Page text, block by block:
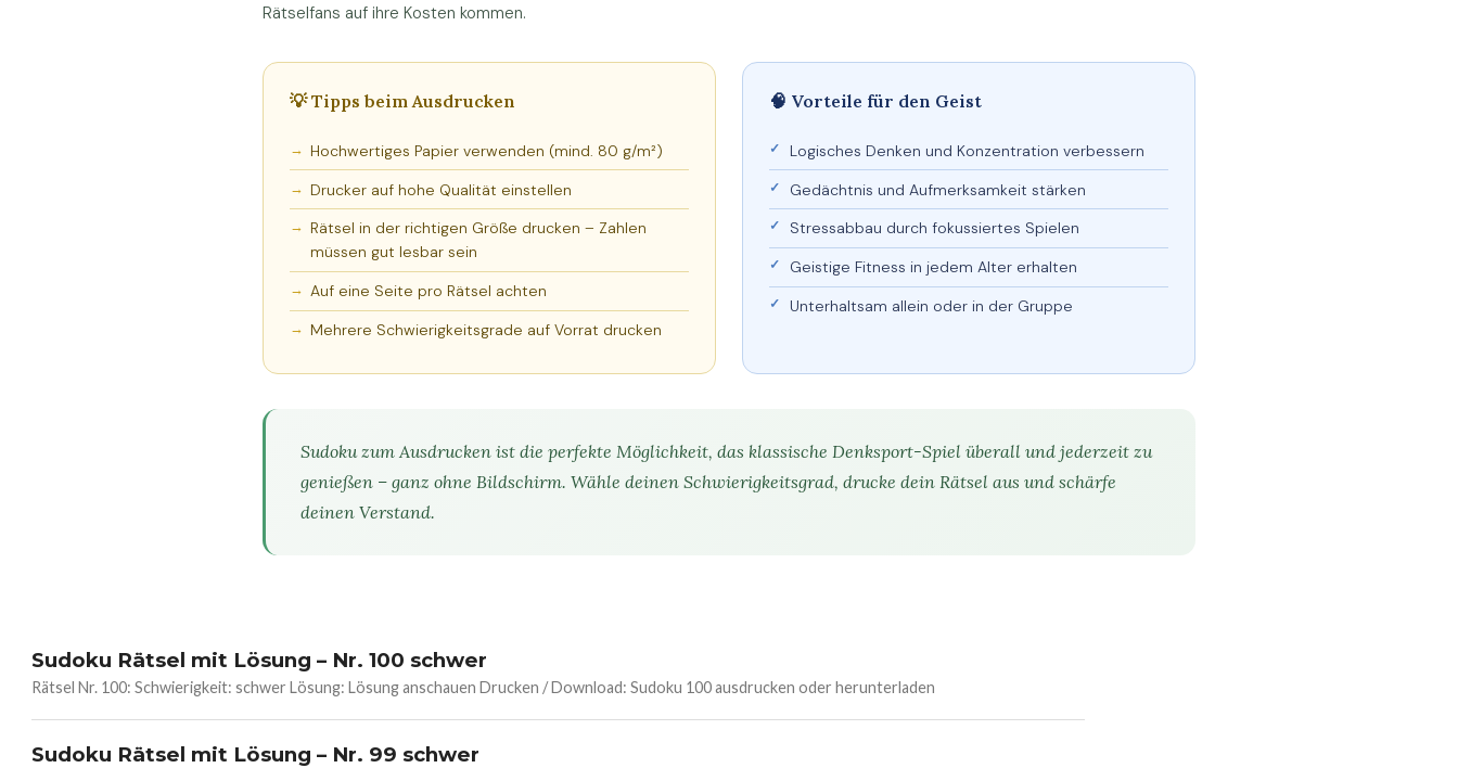
Rätselfans auf ihre Kosten kommen.
💡 Tipps beim Ausdrucken
Hochwertiges Papier verwenden (mind. 80 g/m²)
Drucker auf hohe Qualität einstellen
Rätsel in der richtigen Größe drucken – Zahlen
müssen gut lesbar sein
Auf eine Seite pro Rätsel achten
Mehrere Schwierigkeitsgrade auf Vorrat drucken
🧠 Vorteile für den Geist
Logisches Denken und Konzentration verbessern
Gedächtnis und Aufmerksamkeit stärken
Stressabbau durch fokussiertes Spielen
Geistige Fitness in jedem Alter erhalten
Unterhaltsam allein oder in der Gruppe
Sudoku zum Ausdrucken ist die perfekte Möglichkeit, das klassische Denksport-Spiel überall und jederzeit zu
genießen – ganz ohne Bildschirm. Wähle deinen Schwierigkeitsgrad, drucke dein Rätsel aus und schärfe
deinen Verstand.
Sudoku Rätsel mit Lösung – Nr. 100 schwer
Rätsel Nr. 100: Schwierigkeit: schwer Lösung: Lösung anschauen Drucken / Download: Sudoku 100 ausdrucken oder herunterladen
Sudoku Rätsel mit Lösung – Nr. 99 schwer